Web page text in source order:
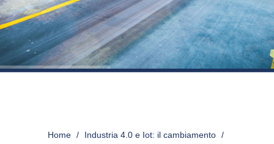
Home Industria 4.0 e Iot: il cambiamento